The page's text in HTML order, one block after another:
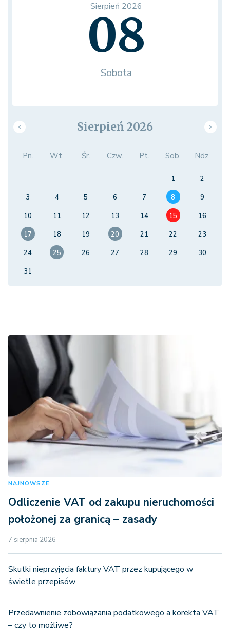
Sierpień 2026
08
Sobota
Sierpień 2026
Pn. Wt. Śr. Czw. Pt. Sob. Ndz.
1
2
3
4 5 6 7 8
9
10
11 12 13 14 15
16
17
18 19 20 21 22
23
24
25 26 27 28 29
30
31
NAJNOWSZE
Odliczenie VAT od zakupu nieruchomości
położonej za granicą – zasady
7 sierpnia 2026
Skutki nieprzyjęcia faktury VAT przez kupującego w
świetle przepisów
Przedawnienie zobowiązania podatkowego a korekta VAT
– czy to możliwe?